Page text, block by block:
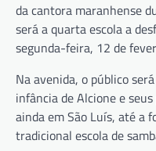
da cantora maranhense
será a quarta escola a
segunda-feira, 12 de
Na avenida, o público
infância de Alcione e
ainda em São Luís, até a
tradicional escola de